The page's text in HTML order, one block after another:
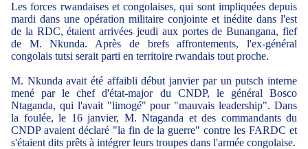
Les forces rwandaises et congolaises, qui sont impliquées depuis
mardi dans une opération militaire conjointe et inédite dans l'est
de la RDC, étaient arrivées jeudi aux portes de Bunangana, fief
de M. Nkunda. Après de brefs affrontements, l'ex-général
congolais tutsi serait parti en territoire rwandais tout proche.
M. Nkunda avait été affaibli début janvier par un putsch interne
mené par le chef d'état-major du CNDP, le général Bosco
Ntaganda, qui l'avait "limogé" pour "mauvais leadership". Dans
la foulée, le 16 janvier, M. Ntaganda et des commandants du
CNDP avaient déclaré "la fin de la guerre" contre les FARDC et
s'étaient dits prêts à intégrer leurs troupes dans l'armée congolaise.